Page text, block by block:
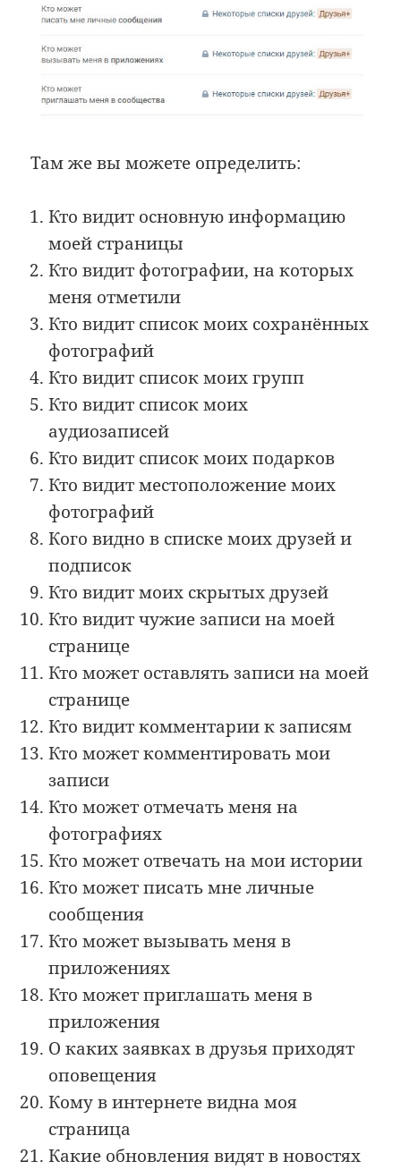
Там же вы можете определить:
Кто видит основную информацию
моей страницы
Кто видит фотографии, на которых
меня отметили
Кто видит список моих сохранённых
фотографий
Кто видит список моих групп
Кто видит список моих
аудиозаписей
Кто видит список моих подарков
Кто видит местоположение моих
фотографий
Кого видно в списке моих друзей и
подписок
Кто видит моих скрытых друзей
Кто видит чужие записи на моей
странице
Кто может оставлять записи на моей
странице
Кто видит комментарии к записям
Кто может комментировать мои
записи
Кто может отмечать меня на
фотографиях
Кто может отвечать на мои истории
Кто может писать мне личные
сообщения
Кто может вызывать меня в
приложениях
Кто может приглашать меня в
приложения
О каких заявках в друзья приходят
оповещения
Кому в интернете видна моя
страница
Какие обновления видят в новостях